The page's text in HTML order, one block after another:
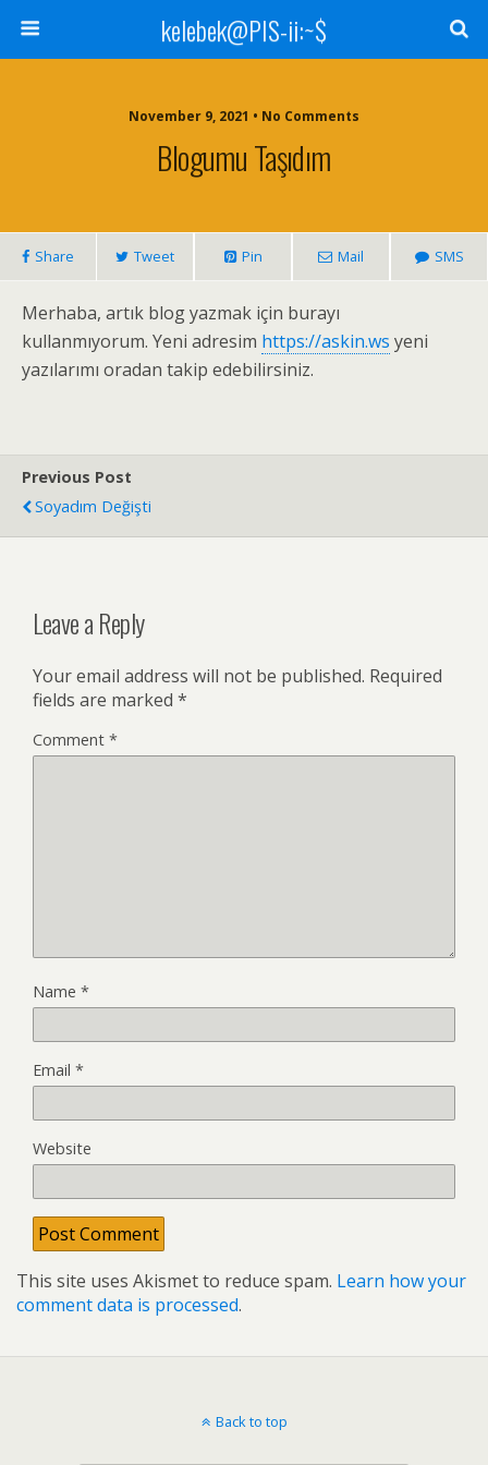
kelebek@PIS-ii:~$
November 9, 2021 • No Comments
Blogumu Taşıdım
Share Tweet Pin Mail SMS
Merhaba, artık blog yazmak için burayı
kullanmıyorum. Yeni adresim https://askin.ws yeni
yazılarımı oradan takip edebilirsiniz.
Previous Post
Soyadım Değişti
Leave a Reply
Your email address will not be published. Required
fields are marked *
Comment *
Name *
Email *
Website
This site uses Akismet to reduce spam. Learn how your
comment data is processed.
Back to top